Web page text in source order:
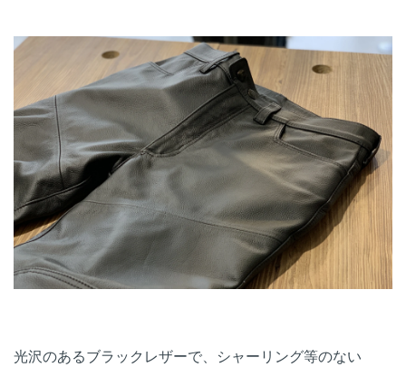
光沢のあるブラックレザーで、シャーリング等のない